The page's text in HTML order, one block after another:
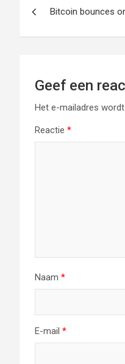
Bitcoin bounces
Geef een
Het e-mailadres
Reactie *
Naam *
E-mail *